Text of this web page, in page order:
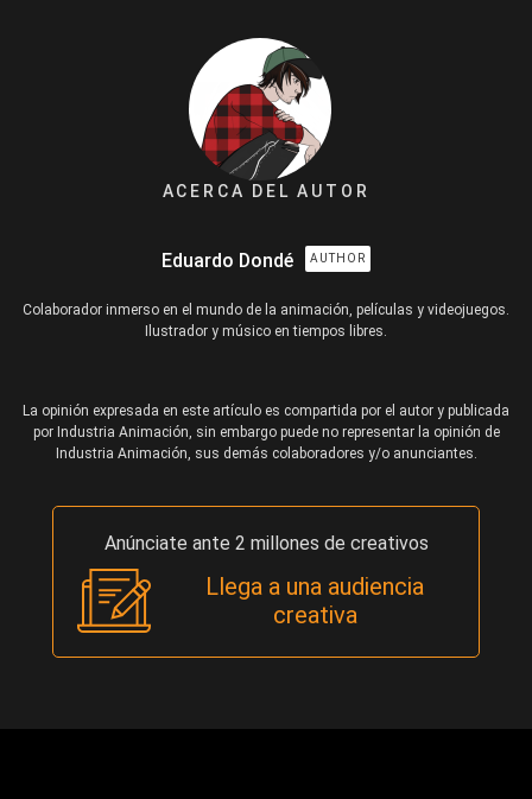
ACERCA DEL AUTOR
Eduardo Dondé AUTHOR
Colaborador inmerso en el mundo de la animación, películas y videojuegos.
Ilustrador y músico en tiempos libres.
La opinión expresada en este artículo es compartida por el autor y publicada
por Industria Animación, sin embargo puede no representar la opinión de
Industria Animación, sus demás colaboradores y/o anunciantes.
Anúnciate ante 2 millones de creativos
Llega a una audiencia
creativa